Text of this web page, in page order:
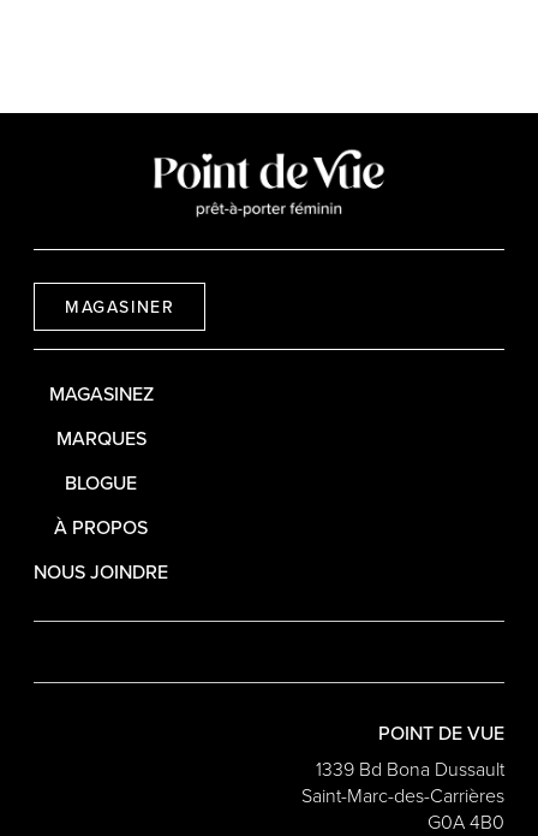
MAGASINER
MAGASINEZ
MARQUES
BLOGUE
À PROPOS
NOUS JOINDRE
POINT DE VUE
1339 Bd Bona Dussault
Saint-Marc-des-Carrières
G0A 4B0